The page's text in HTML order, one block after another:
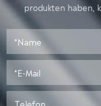
produkten haben,